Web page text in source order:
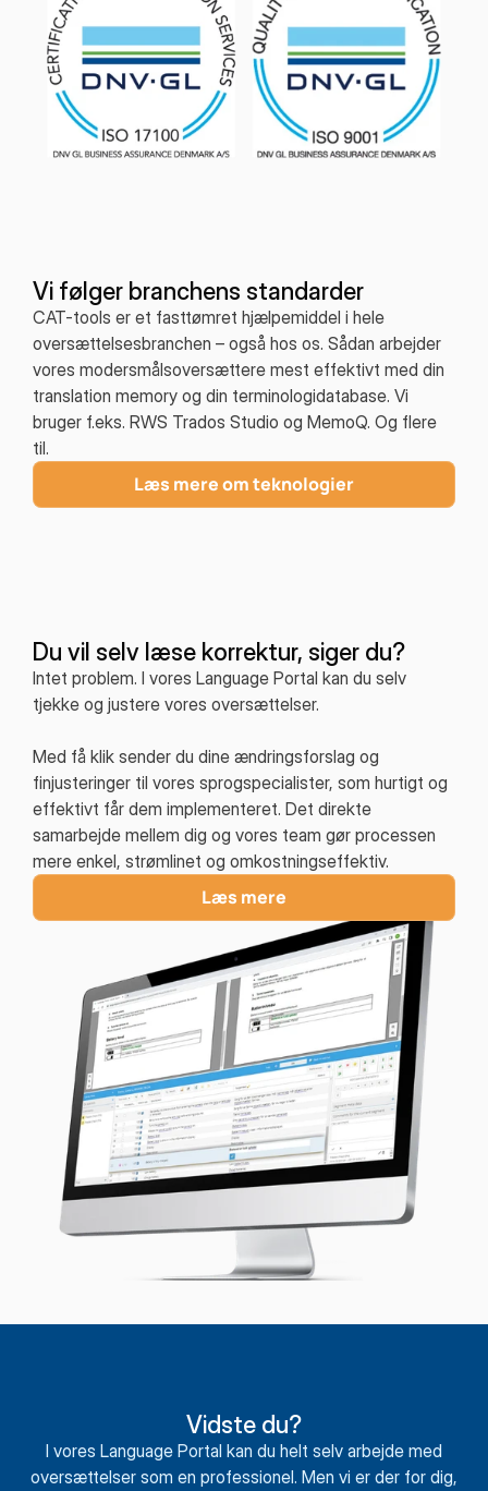
Vi følger branchens standarder
CAT-tools er et fasttømret hjælpemiddel i hele
oversættelsesbranchen – også hos os. Sådan arbejder
vores modersmålsoversættere mest effektivt med din
translation memory og din terminologidatabase. Vi
bruger f.eks. RWS Trados Studio og MemoQ. Og flere
til.
Læs mere om teknologier
Du vil selv læse korrektur, siger du?
Intet problem. I vores Language Portal kan du selv
tjekke og justere vores oversættelser.
Med få klik sender du dine ændringsforslag og
finjusteringer til vores sprogspecialister, som hurtigt og
effektivt får dem implementeret. Det direkte
samarbejde mellem dig og vores team gør processen
mere enkel, strømlinet og omkostningseffektiv.
Læs mere
Vidste du?
I vores Language Portal kan du helt selv arbejde med
oversættelser som en professionel. Men vi er der for dig,